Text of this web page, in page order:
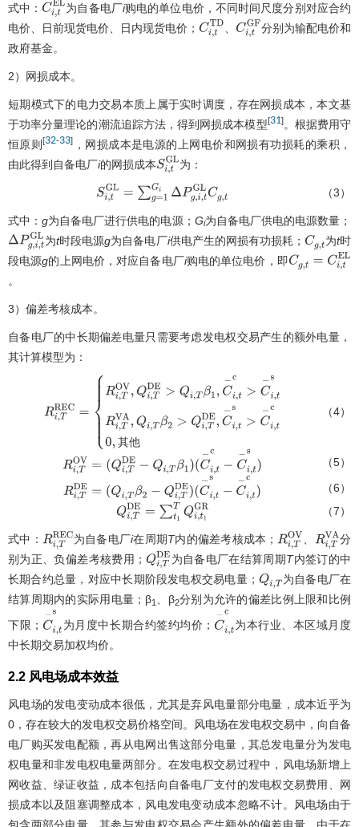
式中：Ci,tE L
为自备电厂i购电的单位电价，不同时间尺度分别对应合约
电价、日前现货电价、日内现货电价；Ci,tT D Ci,tGF
分别为输配电价和
政府基金。
2）网损成本。
短期模式下的电力交易本质上属于实时调度，存在网损成本，本文基
于功率分量理论的潮流追踪方法，得到网损成本模型[31]。根据费用守
恒原则[32-33]
，网损成本是电源的上网电价和网损有功损耗的乘积，
由此得到自备电厂i的网损成本Si,tGL
为：
Si,tG L= ∑g=1G iΔPg,i,tGLC （3）
式中：g为自备电厂进行供电的电源； Gi为自备电厂供电的电源数量；
ΔPg,i,tGL
为t时段电源g为自备电厂i供电产生的网损有功损耗； Cg,t为t时
段电源g的上网电价，对应自备电厂i购电的单位电价，即Cg,t =C ,tEL
。
3）偏差考核成本。
自备电厂的中长期偏差电量只需要考虑发电权交易产生的额外电量，
其计算模型为：
其他
R TR C
i, TD E> Q
他
（4）
R i,TOV =(Qi,TDE−Qi,Tβ1 )
(C−i tc−C−i,ts)
（5）
R i,TDE=(Qi,Tβ2−Qi,TDE )
(C− i,ts −C− ,tc)
（6）
Qi,TDE= ∑t1TQi,t1 （7）
式中： Ri,TR EC
为自备电厂i在周期T内的偏差考核成本； Ri,TO Ri,TVA
分
别为正、负偏差考核费用；Qi,TDE
为自备电厂在结算周期T内签订的中
长期合约总量，对应中长期阶段发电权交易电量； Qi,T 为自备电厂在
结算周期内的实际用电量；β1 、β2分别为允许的偏差比例上限和比例
下限；C−i,ts
为月度中长期合约签约均价； C−i,tc
为本行业、本区域月度
中长期交易加权均价。
2.2 风电场成本效益
风电场的发电变动成本很低，尤其是弃风电量部分电量，成本近乎为
0，存在较大的发电权交易价格空间。风电场在发电权交易中，向自备
电厂购买发电配额，再从电网出售这部分电量，其总发电量分为发电
权电量和非发电权电量两部分。在发电权交易过程中，风电场新增上
网收益、绿证收益，成本包括向自备电厂支付的发电权交易费用、网
损成本以及阻塞调整成本，风电发电变动成本忽略不计。风电场由于